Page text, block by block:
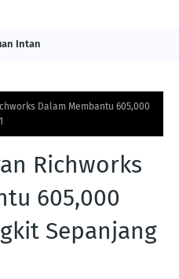
Intan
Dalam Membantu 605,000
Richworks
605,000
Sepanjang